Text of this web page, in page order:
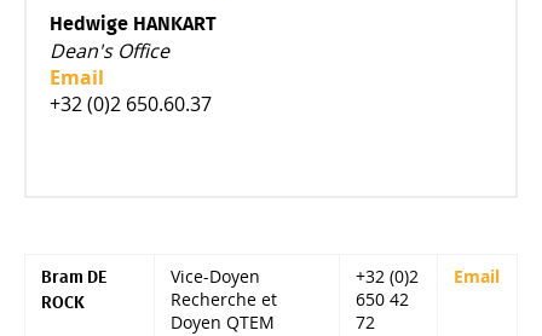
Hedwige HANKART
Dean's Office
Email
+32 (0)2 650.60.37
Bram DE
ROCK
Vice-Doyen
Recherche et
Doyen QTEM
+32 (0)2
650 42
72
Email